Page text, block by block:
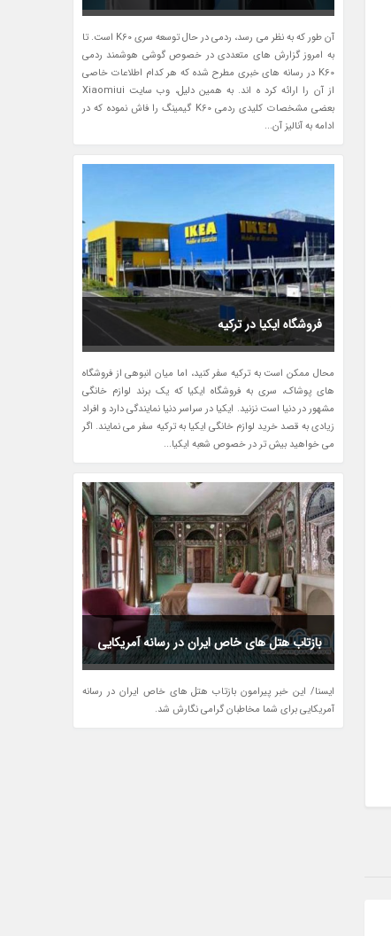
آن طور که به نظر می رسد، ردمی در حال توسعه سری K60 است. تا
به امروز گزارش های متعددی در خصوص گوشی هوشمند ردمی
K60 در رسانه های خبری مطرح شده که هر کدام اطلاعات خاصی
از آن را ارائه کرد ه اند. به همین دلیل، وب سایت Xiaomiui
بعضی مشخصات کلیدی ردمی K60 گیمینگ را فاش نموده که در
ادامه به آنالیز آن...
فروشگاه ایکیا در ترکیه
محال ممکن است به ترکیه سفر کنید، اما میان انبوهی از فروشگاه
های پوشاک، سری به فروشگاه ایکیا که یک برند لوازم خانگی
مشهور در دنیا است نزنید. ایکیا در سراسر دنیا نمایندگی دارد و افراد
زیادی به قصد خرید لوازم خانگی ایکیا به ترکیه سفر می نمایند. اگر
می خواهید بیش تر در خصوص شعبه ایکیا...
بازتاب هتل های خاص ایران در رسانه آمریکایی
ایسنا/ این خبر پیرامون بازتاب هتل های خاص ایران در رسانه
آمریکایی برای شما مخاطبان گرامی نگارش شد.